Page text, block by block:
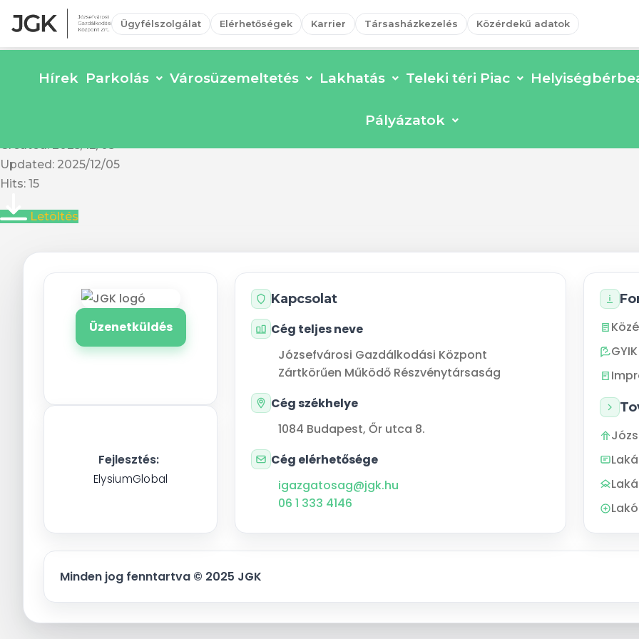
Ügyfélszolgálat Elérhetőségek Karrier Társasházkezelés Közérdekű adatok
Hírek Parkolás Városüzemeltetés Lakhatás Teleki téri Piac
Pályázatok
Közszolgálati keretszerződés, 1. sz. m., 1. sz.
Created: 2025/12/05
Updated: 2025/12/05
Hits: 15
Letöltés
Üzenetküldés
Fejlesztés:
ElysiumGlobal
Kapcsolat
Cég teljes neve
Józsefvárosi Gazdálkodási Központ
Zártkörűen Működő Részvénytársaság
Cég székhelye
1084 Budapest,Őr utca 8.
Cég elérhetősége
igazgatosag@jgk.hu
06 1 333 4146
GYIK
Minden jog fenntartva © 2025 JGK